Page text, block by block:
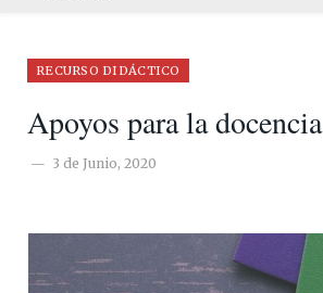
RECURSO DIDÁCTICO
Apoyos para la docencia
3 de Junio, 2020